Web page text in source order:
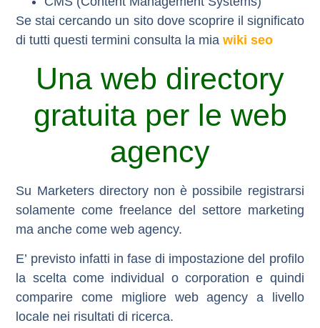
Se stai cercando un sito dove scoprire il significato
di tutti questi termini consulta la miawiki seo
Una web directory
gratuita per le web
agency
Su Marketers directory non è possibile registrarsi
solamente come freelance del settore marketing
ma anche come web agency.
E’ previsto infatti in fase di impostazione del profilo
la scelta come individual o corporation e quindi
comparire come migliore web agency a livello
locale nei risultati di ricerca.